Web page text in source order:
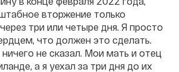
вторжение только
три или четыре дня. Я просто
что должен это сделать.
не сказал. Мои мать и отец
а я уехал за три дня до их